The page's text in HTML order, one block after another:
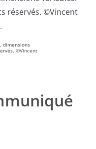
dimensions
©Vincent